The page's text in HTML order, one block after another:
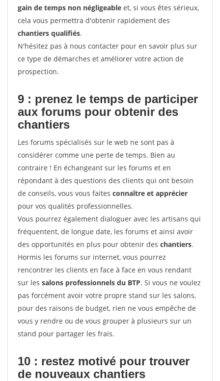
gain de temps non négligeable et, si vous êtes sérieux,
cela vous permettra d'obtenir rapidement des
chantiers qualifiés.
N'hésitez pas à nous contacter pour en savoir plus sur
ce type de démarches et améliorer votre action de
prospection.
9 : prenez le temps de participer
aux forums pour obtenir des
chantiers
Les forums spécialisés sur le web ne sont pas à
considérer comme une perte de temps. Bien au
contraire ! En échangeant sur les forums et en
répondant à des questions des clients qui ont besoin
de conseils, vous vous faites connaître et apprécier
pour vos qualités professionnelles.
Vous pourrez également dialoguer avec les artisans qui
fréquentent, de longue date, les forums et ainsi avoir
des opportunités en plus pour obtenir des chantiers.
Hormis les forums sur internet, vous pourrez
rencontrer les clients en face à face en vous rendant
sur les salons professionnels du BTP. Si vous ne voulez
pas forcément avoir votre propre stand sur les salons,
pour des raisons de budget, rien ne vous empêche de
vous y rendre ou de vous grouper à plusieurs sur un
stand pour partager les frais.
10 : restez motivé pour trouver
de nouveaux chantiers